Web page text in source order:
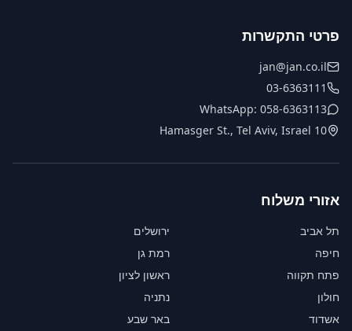
פרטי התקשרות
jan@jan.co.il
03-6363111
WhatsApp: 058-6363113
10 Hamasger St., Tel Aviv, Israel
אזורי משלוח
תל אביב
ירושלים
חיפה
רמת גן
פתח תקווה
ראשון לציון
חולון
נתניה
אשדוד
באר שבע